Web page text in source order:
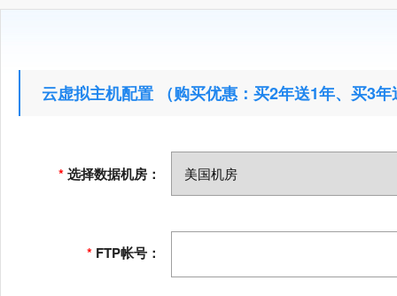
云虚拟主机配置 （购买优惠：买2年送1年、买3
*选择数据机房：
* FTP帐号：